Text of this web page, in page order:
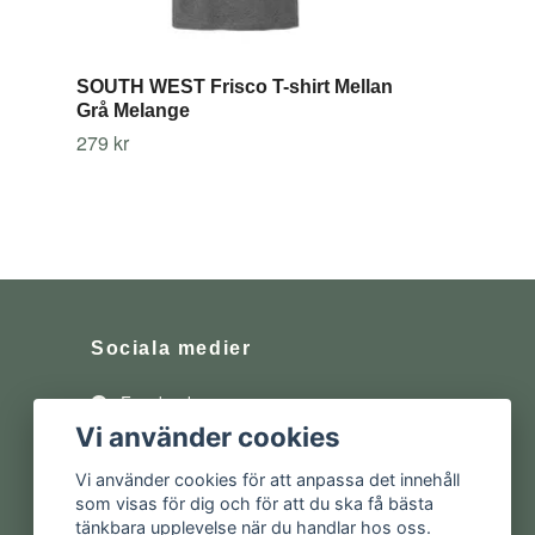
SOUTH WEST Frisco T-shirt Mellan
Grå Melange
279 kr
Sociala medier
Facebook
Instagram
Vi använder cookies
Vi använder cookies för att anpassa det innehåll
som visas för dig och för att du ska få bästa
tänkbara upplevelse när du handlar hos oss.